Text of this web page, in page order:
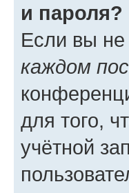
и пароля?
Если вы
каждом
для того,
учётной